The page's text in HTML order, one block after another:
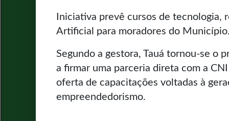
Iniciativa prevê cursos de tecnologia,
Artificial para moradores do
Segundo a gestora, Tauá tornou-se o
a firmar uma parceria direta com a
oferta de capacitações voltadas à
empreendedorismo.